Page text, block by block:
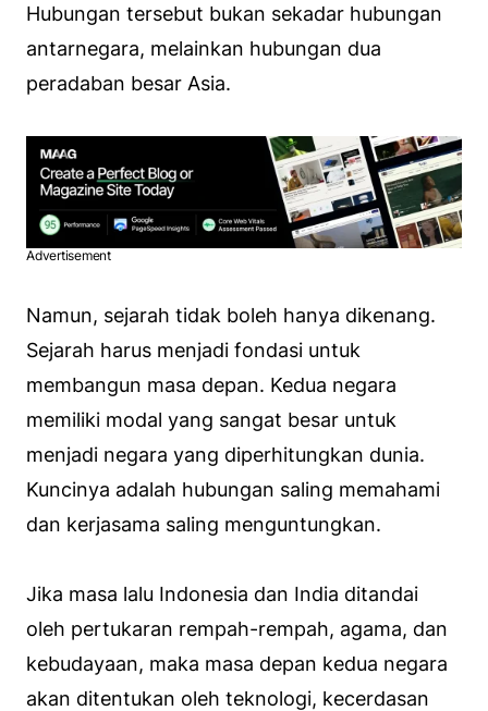
Hubungan tersebut bukan sekadar hubungan
antarnegara, melainkan hubungan dua
peradaban besar Asia.
Advertisement
Namun, sejarah tidak boleh hanya dikenang.
Sejarah harus menjadi fondasi untuk
membangun masa depan. Kedua negara
memiliki modal yang sangat besar untuk
menjadi negara yang diperhitungkan dunia.
Kuncinya adalah hubungan saling memahami
dan kerjasama saling menguntungkan.
Jika masa lalu Indonesia dan India ditandai
oleh pertukaran rempah-rempah, agama, dan
kebudayaan, maka masa depan kedua negara
akan ditentukan oleh teknologi, kecerdasan